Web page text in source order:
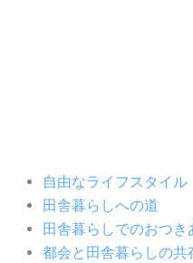
自由なライフスタイル
田舎暮らしへの道
田舎暮らしでのおつき
都会と田舎暮らしの共